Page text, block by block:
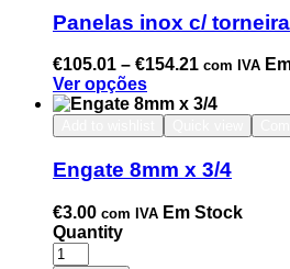
Panelas inox c/ torneira
€105.01 – €154.21 com IVA
Ver opções
Engate 8mm x 3/4
€3.00 com IVA Em Stock
Quantity